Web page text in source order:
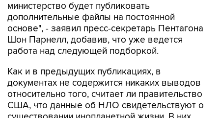
министерство будет публиковать
дополнительные файлы на постоянной
основе", - заявил пресс-секретарь Пентагона
Шон Парнелл, добавив, что уже ведется
работа над следующей подборкой.
Как и в предыдущих публикациях, в
документах не содержится никаких выводов
относительно того, считает ли правительство
США, что данные об НЛО свидетельствуют о